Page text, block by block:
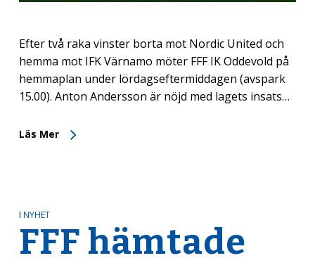
Efter två raka vinster borta mot Nordic United och
hemma mot IFK Värnamo möter FFF IK Oddevold på
hemmaplan under lördagseftermiddagen (avspark
15.00). Anton Andersson är nöjd med lagets insats…
Läs Mer
I NYHET
FFF hämtade